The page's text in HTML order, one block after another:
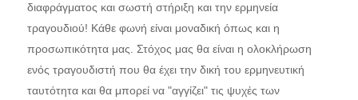
διαφράγματος και σωστή στήριξη και την ερμηνεία
τραγουδιού! Κάθε φωνή είναι μοναδική όπως και η
προσωπικότητα μας. Στόχος μας θα είναι η ολοκλήρωση
ενός τραγουδιστή που θα έχει την δική του ερμηνευτική
ταυτότητα και θα μπορεί να "αγγίζει" τις ψυχές των